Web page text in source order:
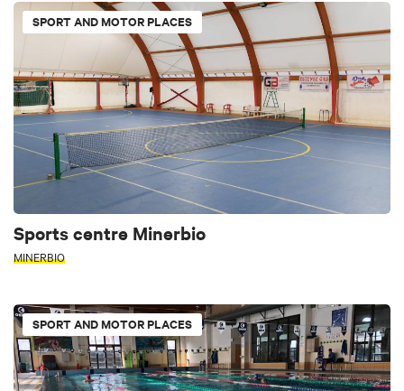
SPORT AND MOTOR PLACES
Sports centre Minerbio
MINERBIO
SPORT AND MOTOR PLACES